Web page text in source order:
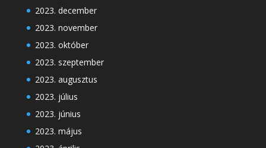
2023. december
2023. november
2023. október
2023. szeptember
2023. augusztus
2023. július
2023. június
2023. május